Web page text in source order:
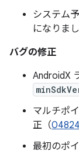
システム
になりま
バグの修正
AndroidX
マルチポ
正（
最初のポ